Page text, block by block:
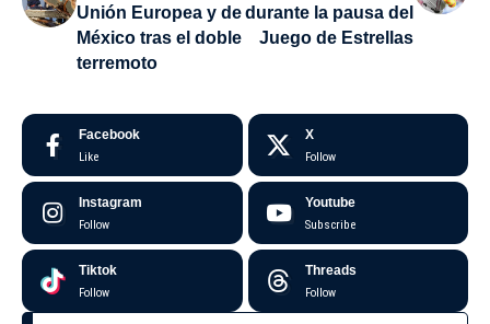
Unión Europea y de
México tras el doble
terremoto
durante la pausa del
Juego de Estrellas
Facebook
Like
X
Follow
Instagram
Follow
Youtube
Subscribe
Tiktok
Follow
Threads
Follow